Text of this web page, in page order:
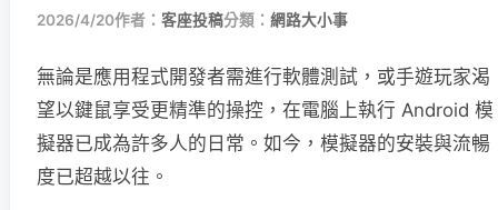
2026/4/20作者： 客座投稿分類： 網路大小事
無論是應用程式開發者需進行軟體測試，或手遊玩家渴
望以鍵鼠享受更精準的操控，在電腦上執行 Android 模
擬器已成為許多人的日常。如今，模擬器的安裝與流暢
度已超越以往。